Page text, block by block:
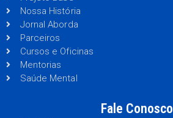
Nossa História
Jornal Aborda
Parceiros
Cursos e Oficinas
Mentorias
Saúde Mental
Fale Conosco